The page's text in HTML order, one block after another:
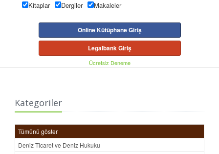
Kitaplar
Dergiler Makaleler
Online Kütüphane Giriş
Legalbank Giriş
Ücretsiz Deneme
Kategoriler
Tümünü göster
Deniz Ticaret ve Deniz Hukuku